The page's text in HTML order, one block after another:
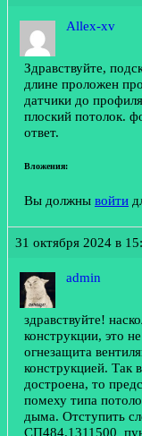
Allex-xv
Здравствуйте,
длине проложен
датчики до
плоский потолок.
ответ.
Вложения:
Вы должны войти
31 октября 2024 в
admin
здравствуйте!
конструкции, это
огнезащита
конструкцией. Так
достроена, то
помеху типа
дыма. Отступить
СП484.1311500